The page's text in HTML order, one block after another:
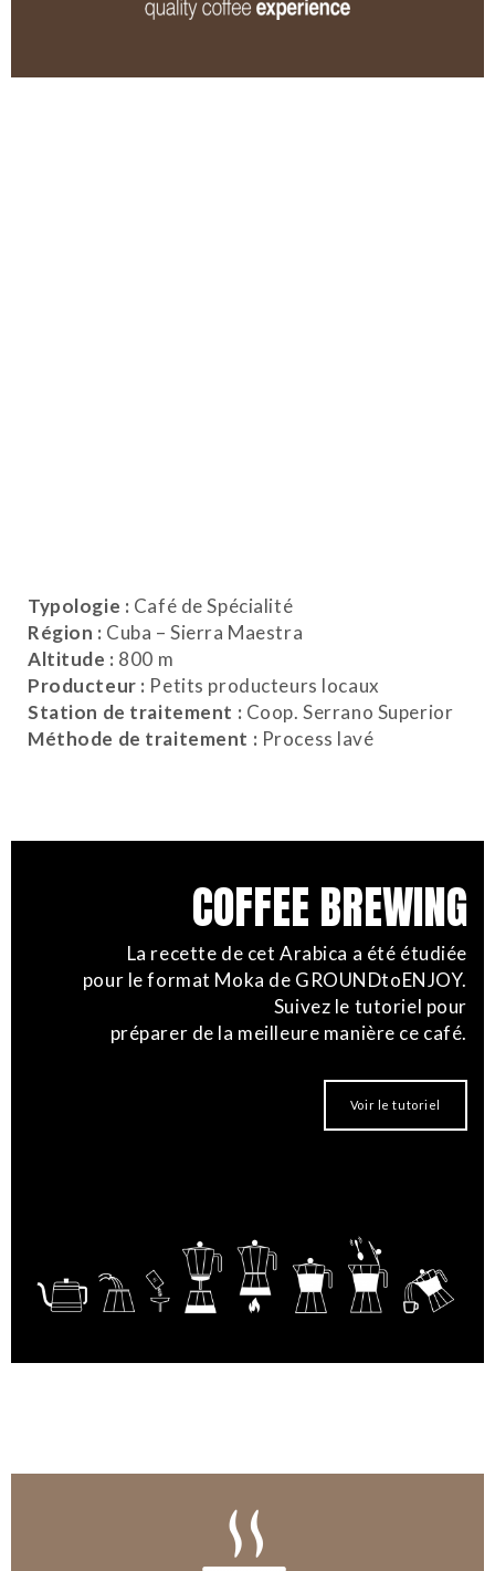
Typologie : Café de Spécialité
Région : Cuba – Sierra Maestra
Altitude : 800 m
Producteur : Petits producteurs locaux
Station de traitement : Coop. Serrano Superior
Méthode de traitement : Process lavé
COFFEE BREWING
La recette de cet Arabica a été étudiée
pour le format Moka de GROUNDtoENJOY.
Suivez le tutoriel pour
préparer de la meilleure manière ce café.
Voir le tutoriel